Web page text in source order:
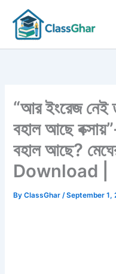
content
“আর ইংরেজ নেই
বহাল আছে
বহাল আছে?
Download |
ByClassGhar/September 1,